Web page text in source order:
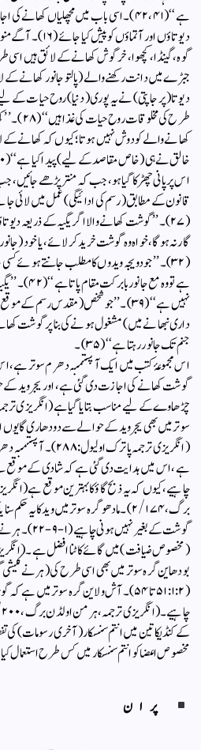
ہے‘‘(۴۱، ۴۲)۔ اسی باب میں مچھلیاں
دیوتاؤں اور آتماؤں
گوہ،گینڈا، کچھوا، خرگوش کھانے کے لائق ہیں
دیوتا (پرجا پتی) نے یہ پوری (دنیا) روح حیات کے
طرح کی
کھانے والے کو دوش نہیں ہوتا؛ کیوں کہ کھانے کے
اس پر پانی چھڑکا گیا ہو، جب کہ منتر پڑھے
قانون کے مطابق (رسم کی ادائیگی) عمل میں
(۲۷)۔ ’’گوشت کھانے والا اگر یگیہ کے ذریعہ
گار نہ ہوگا، خواہ وہ گوشت خرید کر لائے، یا خود
(۳۲) ۔ ’’ جو دویجہ ویدوں کا مطلب جانتے ہوئے
ہے تو وہ مع
نہیں ہے‘‘ (۳۹)۔ ’’جو شخص (مقدس رسم
داری نبھانے میں) مشغول ہونے کی بنا پر گوشت
جنم تک جانور رہتا ہے‘‘ (۳۵)۔
اس مجموعۂ کتب میں ایک آپستمبہ دھرم سوتر ہے،
گوشت کھانے کی اجازت دی گئی ہے، اور یجروید
سوتر میں بھی یجروید کے حوالے سے دودھاری گایوں
(انگریزی ترجمہ پاترک
ہے، اس میں ہدایت دی گئی ہے کہ شادی کے موقع
چاہیے، کیوں کہ یہ ذبح گاؤ کا بہترین موقع ہے
برگ، ۲/۱۷۴)۔ مادھو گرہ سوترمیں وید کا
گوشت کے بغیر
بودھاین گرہ سوتر میں بھی اسی طرح کی (ہرنے
(۱:۲: ۵۱تا ۵۴)۔ آش ولاین گرہ سوترمیں
کے کنڈیکا تین میں انتم سنسکار (آخری رسومات) کی
مخصوص اعضا کو انتم سنسکار میں کس طرح
پران